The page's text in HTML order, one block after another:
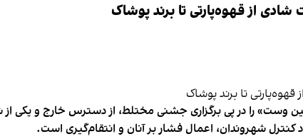
از قهوه‌پارتی تا برند پوشاک
وست» را در پی برگزاری جشنی مختلط، از دسترس خارج و یکی از
شهروندان، اعمال فشار بر آنان و انتقام‌گیری است.